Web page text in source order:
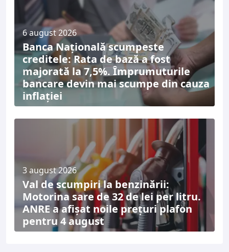
6 august 2026
Banca Națională scumpeste
creditele: Rata de bază a fost
majorată la 7,5%. Împrumuturile
bancare devin mai scumpe din cauza
inflației
3 august 2026
Val de scumpiri la benzinării:
Motorina sare de 32 de lei per litru.
ANRE a afișat noile prețuri plafon
pentru 4 august